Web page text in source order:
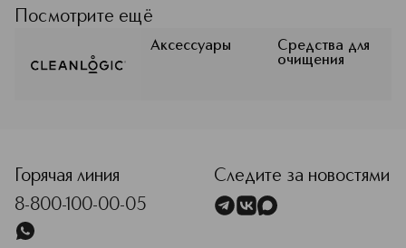
специализируется на производстве
аксессуаров для ухода за телом для
ванной и душа: спонжей и мочалок
для тела и лица, перчаток-мочалок,
Technology™. Тщательно
проработанный состав нитей и
специальное переплетение ткани
Посмотрите ещё
Аксессуары
Средства для
очищения
Горячая линия
8-800-100-00-05
Следите за новостями